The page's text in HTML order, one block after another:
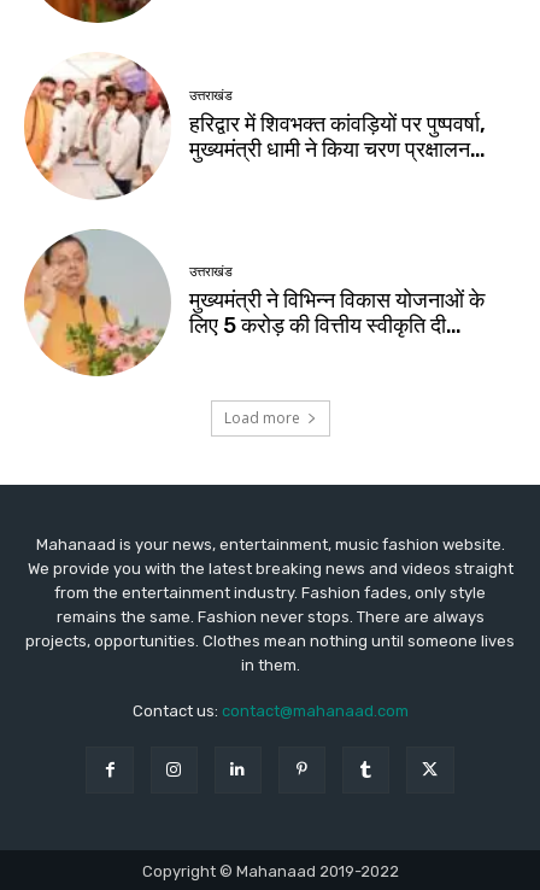
Mahanaad is your news, entertainment, music fashion website.
We provide you with the latest breaking news and videos straight
from the entertainment industry. Fashion fades, only style
remains the same. Fashion never stops. There are always
projects, opportunities. Clothes mean nothing until someone lives
in them.
Contact us: contact@mahanaad.com
Copyright © Mahanaad 2019-2022